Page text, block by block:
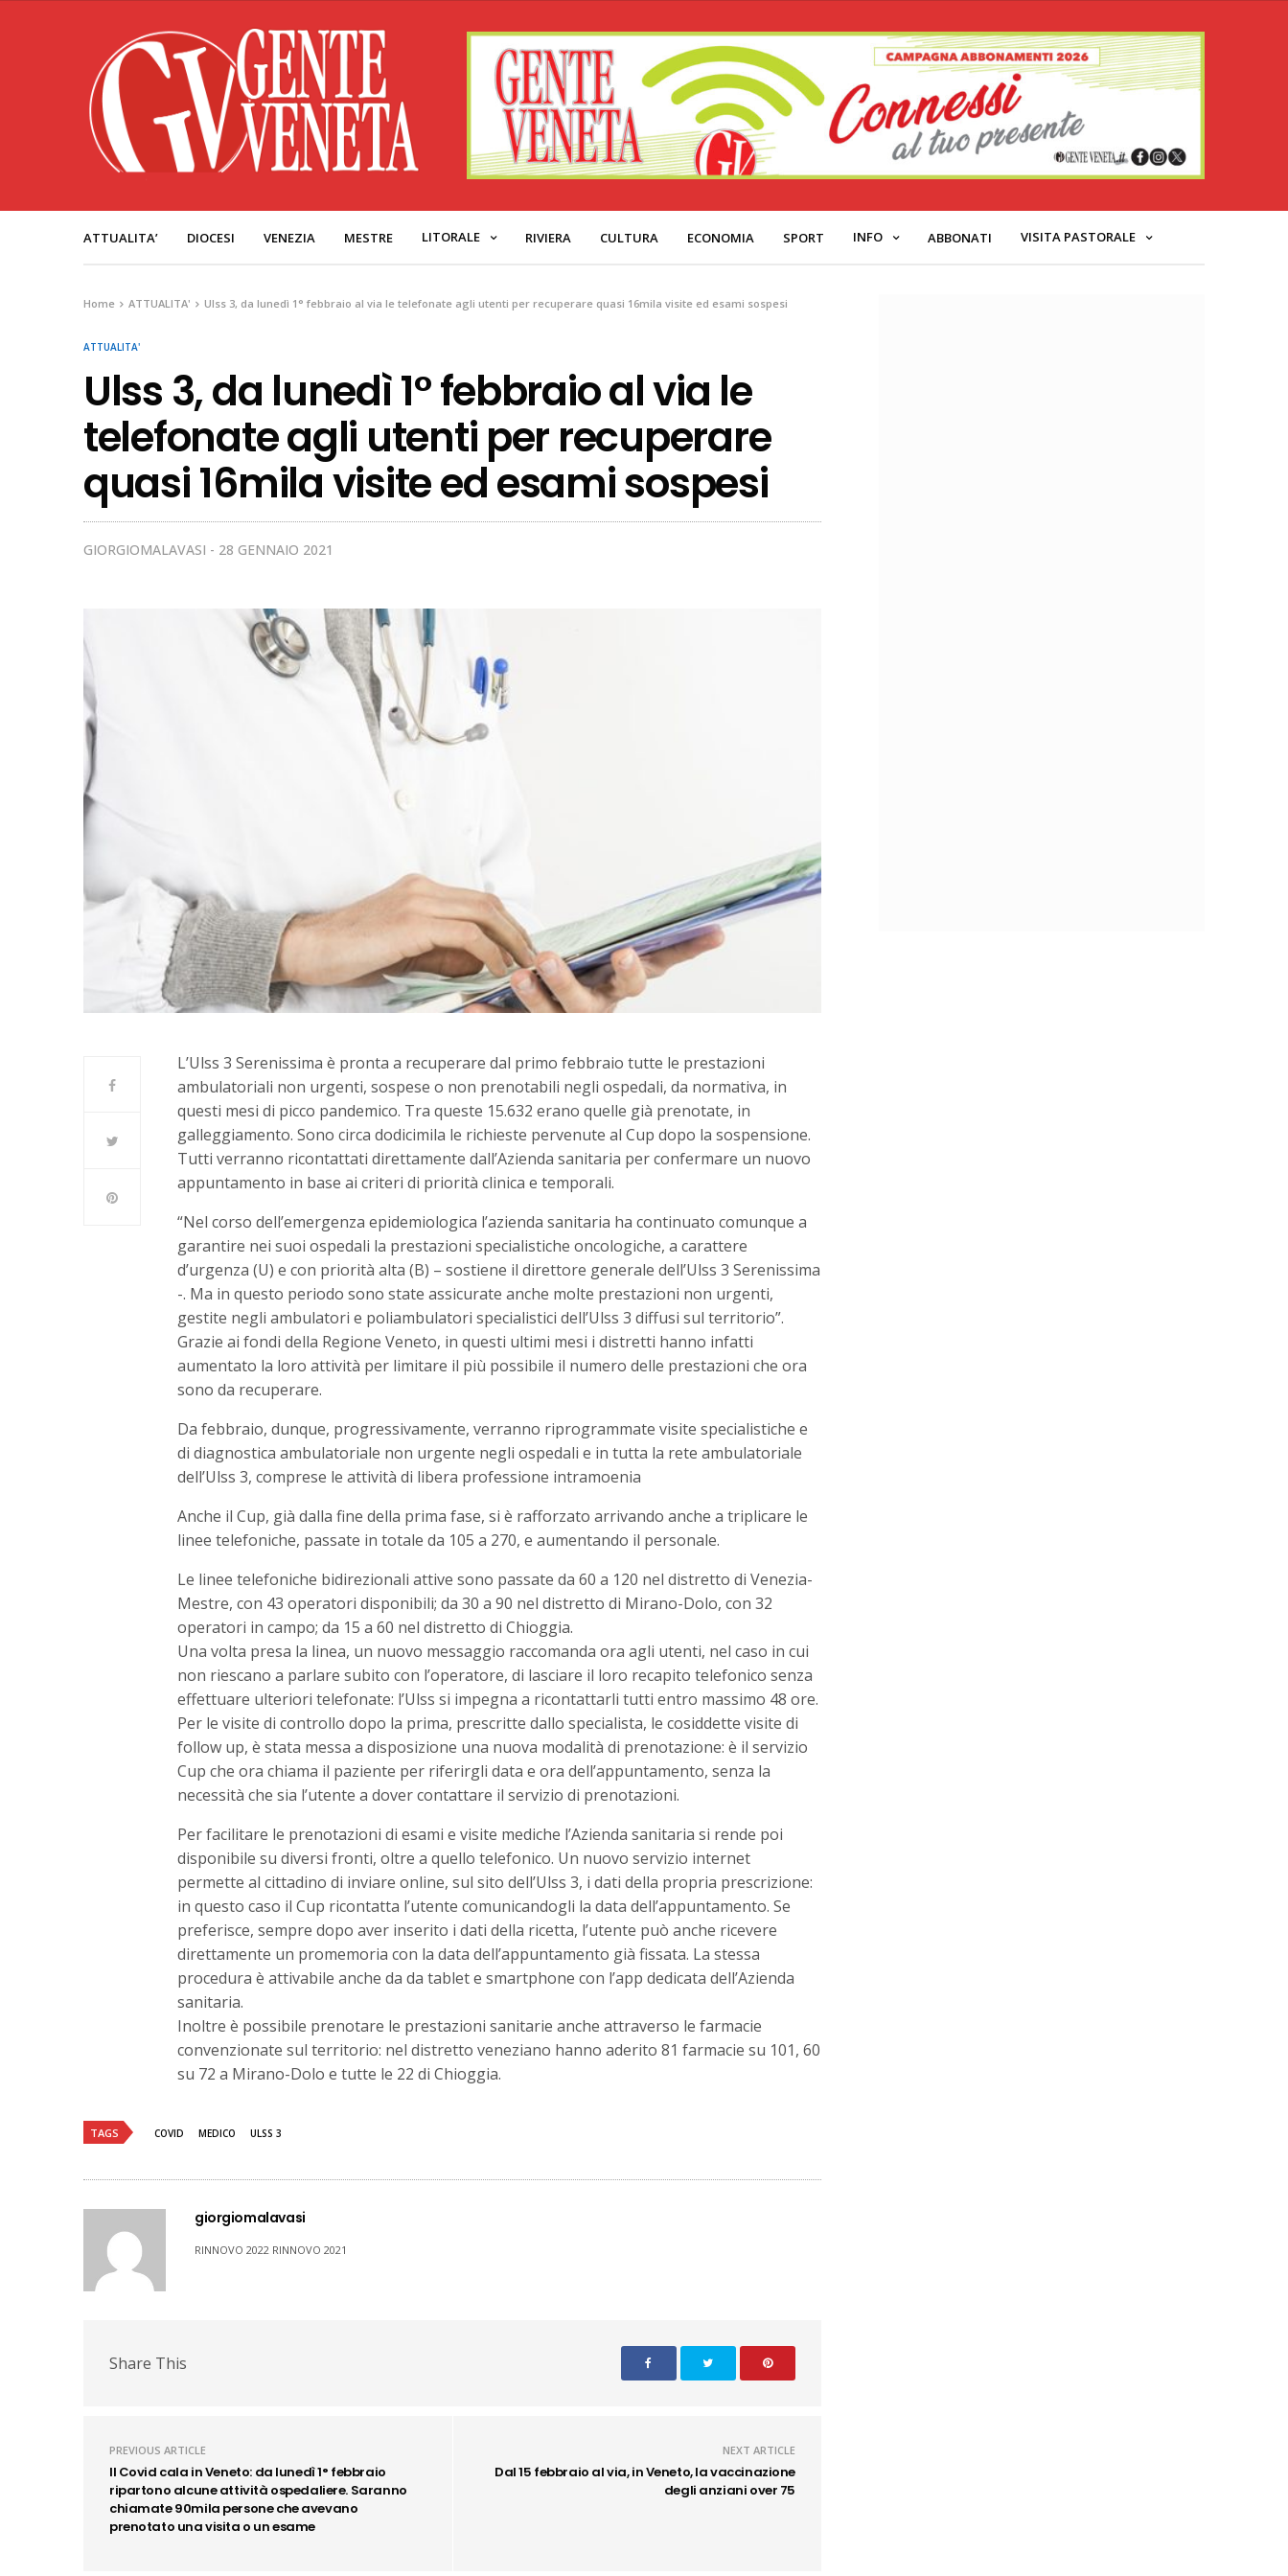
ATTUALITA’ DIOCESI VENEZIA MESTRE LITORALE RIVIERA CULTURA ECONOMIA SPORT INFO ABBONATI VISITA PASTORALE
Home ATTUALITA' Ulss 3, da lunedì 1° febbraio al via le telefonate agli utenti per recuperare quasi 16mila visite ed esami sospesi
ATTUALITA'
Ulss 3, da lunedì 1° febbraio al via le
telefonate agli utenti per recuperare
quasi 16mila visite ed esami sospesi
GIORGIOMALAVASI 28 GENNAIO 2021
L’Ulss 3 Serenissima è pronta a recuperare dal primo febbraio tutte le prestazioni
ambulatoriali non urgenti, sospese o non prenotabili negli ospedali, da normativa, in
questi mesi di picco pandemico. Tra queste 15.632 erano quelle già prenotate, in
galleggiamento. Sono circa dodicimila le richieste pervenute al Cup dopo la sospensione.
Tutti verranno ricontattati direttamente dall’Azienda sanitaria per confermare un nuovo
appuntamento in base ai criteri di priorità clinica e temporali.
“Nel corso dell’emergenza epidemiologica l’azienda sanitaria ha continuato comunque a
garantire nei suoi ospedali la prestazioni specialistiche oncologiche, a carattere
d’urgenza (U) e con priorità alta (B) – sostiene il direttore generale dell’Ulss 3 Serenissima
-. Ma in questo periodo sono state assicurate anche molte prestazioni non urgenti,
gestite negli ambulatori e poliambulatori specialistici dell’Ulss 3 diffusi sul territorio”.
Grazie ai fondi della Regione Veneto, in questi ultimi mesi i distretti hanno infatti
aumentato la loro attività per limitare il più possibile il numero delle prestazioni che ora
sono da recuperare.
Da febbraio, dunque, progressivamente, verranno riprogrammate visite specialistiche e
di diagnostica ambulatoriale non urgente negli ospedali e in tutta la rete ambulatoriale
dell’Ulss 3, comprese le attività di libera professione intramoenia
Anche il Cup, già dalla fine della prima fase, si è rafforzato arrivando anche a triplicare le
linee telefoniche, passate in totale da 105 a 270, e aumentando il personale.
Le linee telefoniche bidirezionali attive sono passate da 60 a 120 nel distretto di Venezia-
Mestre, con 43 operatori disponibili; da 30 a 90 nel distretto di Mirano-Dolo, con 32
operatori in campo; da 15 a 60 nel distretto di Chioggia.
Una volta presa la linea, un nuovo messaggio raccomanda ora agli utenti, nel caso in cui
non riescano a parlare subito con l’operatore, di lasciare il loro recapito telefonico senza
effettuare ulteriori telefonate: l’Ulss si impegna a ricontattarli tutti entro massimo 48 ore.
Per le visite di controllo dopo la prima, prescritte dallo specialista, le cosiddette visite di
follow up, è stata messa a disposizione una nuova modalità di prenotazione: è il servizio
Cup che ora chiama il paziente per riferirgli data e ora dell’appuntamento, senza la
necessità che sia l’utente a dover contattare il servizio di prenotazioni.
Per facilitare le prenotazioni di esami e visite mediche l’Azienda sanitaria si rende poi
disponibile su diversi fronti, oltre a quello telefonico. Un nuovo servizio internet
permette al cittadino di inviare online, sul sito dell’Ulss 3, i dati della propria prescrizione:
in questo caso il Cup ricontatta l’utente comunicandogli la data dell’appuntamento. Se
preferisce, sempre dopo aver inserito i dati della ricetta, l’utente può anche ricevere
direttamente un promemoria con la data dell’appuntamento già fissata. La stessa
procedura è attivabile anche da da tablet e smartphone con l’app dedicata dell’Azienda
sanitaria.
Inoltre è possibile prenotare le prestazioni sanitarie anche attraverso le farmacie
convenzionate sul territorio: nel distretto veneziano hanno aderito 81 farmacie su 101, 60
su 72 a Mirano-Dolo e tutte le 22 di Chioggia.
TAGS COVID MEDICO ULSS 3
giorgiomalavasi
RINNOVO 2022 RINNOVO 2021
Share This
PREVIOUS ARTICLE
Il Covid cala in Veneto: da lunedì 1° febbraio
ripartono alcune attività ospedaliere. Saranno
chiamate 90mila persone che avevano
prenotato una visita o un esame
NEXT ARTICLE
Dal 15 febbraio al via, in Veneto, la vaccinazione
degli anziani over 75